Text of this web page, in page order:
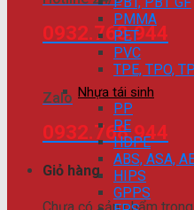
0932.768.944
Zalo
0932.768.944
Giỏ hàng
Chưa có sản phẩm trong
PMMA
PET
PVC
TPE, TPO,
Nhựa tái sinh
PP
PE
HDPE
ABS, ASA,
HIPS
GPPS